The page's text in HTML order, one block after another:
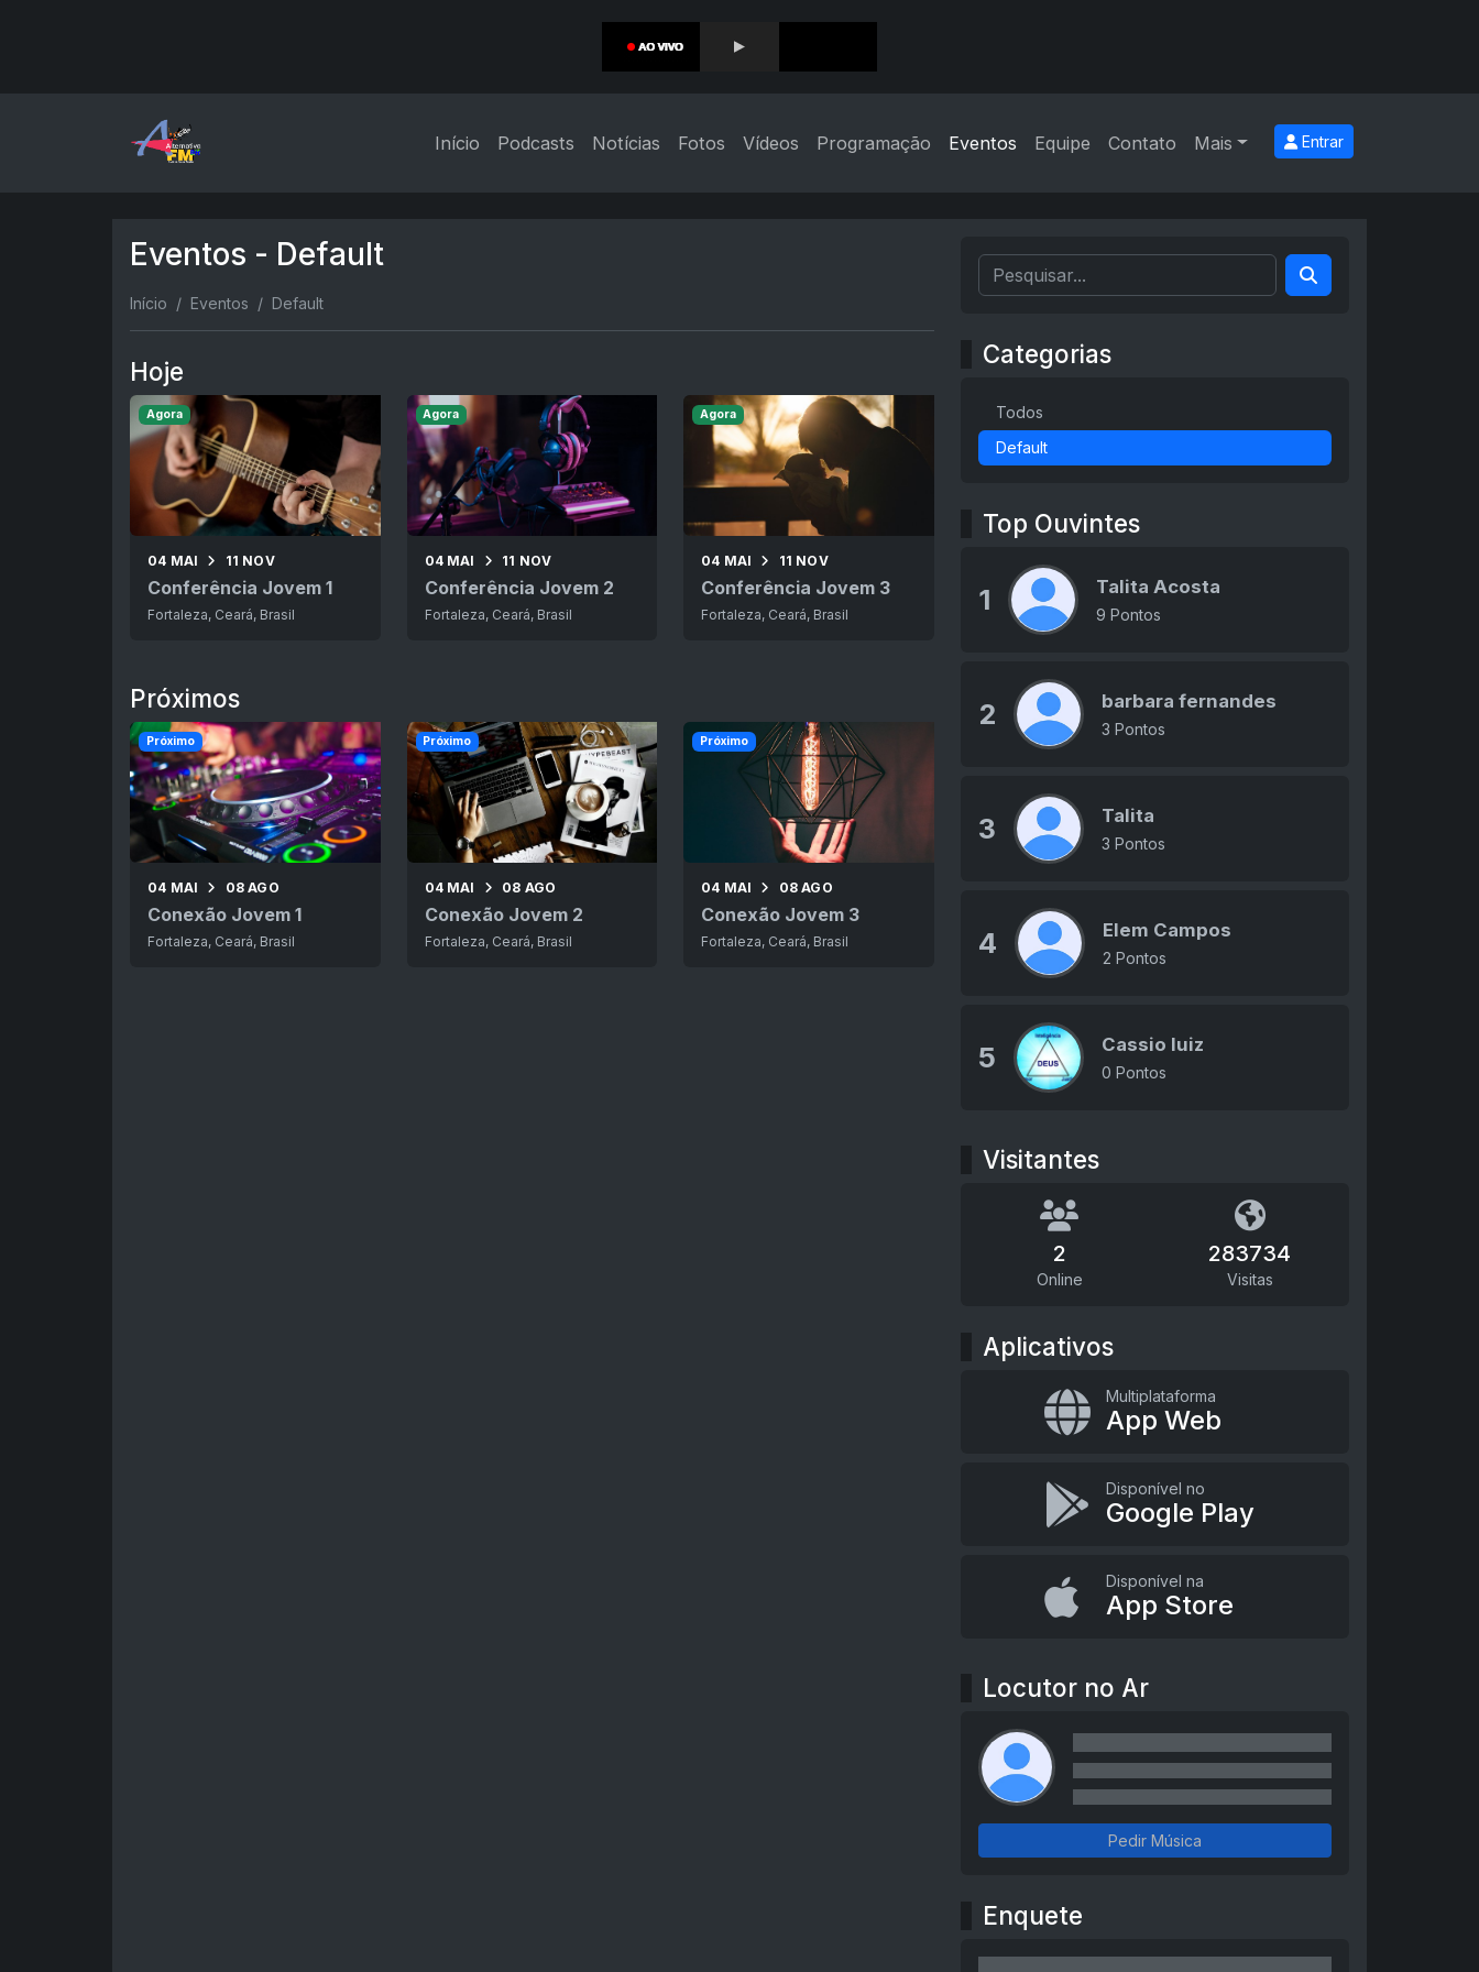
Início Podcasts Notícias Fotos Vídeos Programação Eventos Equipe Contato Mais Entrar
Eventos - Default
Início Eventos Default
Hoje
04 MAI 11 NOV
Conferência Jovem 1
Fortaleza, Ceará, Brasil
Agora
04 MAI 11 NOV
Conferência Jovem 2
Fortaleza, Ceará, Brasil
Agora
04 MAI 11 NOV
Conferência Jovem 3
Fortaleza, Ceará, Brasil
Agora
Próximos
04 MAI 08 AGO
Conexão Jovem 1
Fortaleza, Ceará, Brasil
Próximo
04 MAI 08 AGO
Conexão Jovem 2
Fortaleza, Ceará, Brasil
Próximo
04 MAI 08 AGO
Conexão Jovem 3
Fortaleza, Ceará, Brasil
Próximo
Categorias
Todos
Default
Top Ouvintes
1 Talita Acosta
9 Pontos
2 barbara fernandes
3 Pontos
3 Talita
3 Pontos
4 Elem Campos
2 Pontos
5 Cassio luiz
0 Pontos
Visitantes
2
Online
283734
Visitas
Aplicativos
Multiplataforma
App Web
Disponível no
Google Play
Disponível na
App Store
Locutor no Ar
Pedir Música
Enquete